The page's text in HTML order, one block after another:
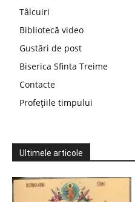
Tâlcuiri
Bibliotecă video
Gustări de post
Biserica Sfinta Treime
Contacte
Profețiile timpului
Ultimele articole